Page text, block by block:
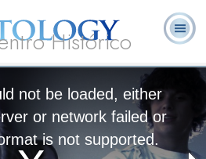
Histórico
es
Preguntas
Frecuentes
Libros
not be loaded, either
or network failed or
is not supported.